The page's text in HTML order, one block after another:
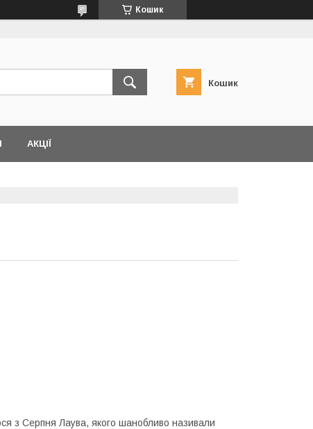
Кошик
Кошик
АКЦІЇ
з Серпня Лаува, якого шанобливо називали